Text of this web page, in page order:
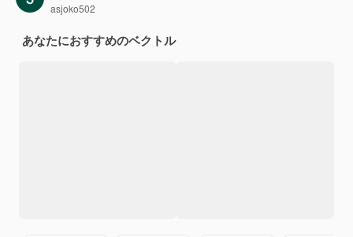
asjoko502
あなたにおすすめのベクトル